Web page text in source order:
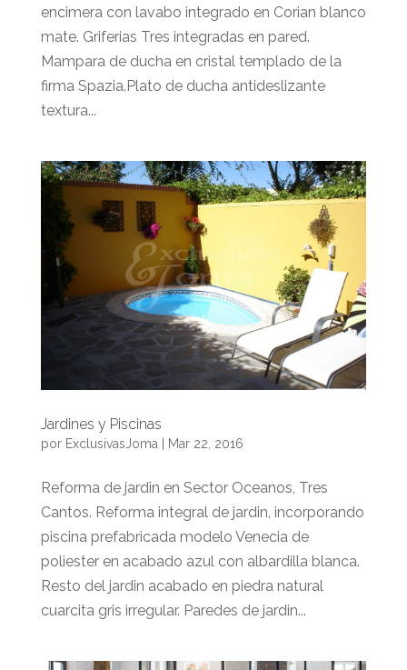
encimera con lavabo integrado en Corian blanco
mate. Griferias Tres integradas en pared.
Mampara de ducha en cristal templado de la
firma Spazia.Plato de ducha antideslizante
textura...
Jardines y Piscinas
por ExclusivasJoma Mar 22, 2016
Reforma de jardin en Sector Oceanos, Tres
Cantos. Reforma integral de jardin, incorporando
piscina prefabricada modelo Venecia de
poliester en acabado azul con albardilla blanca.
Resto del jardin acabado en piedra natural
cuarcita gris irregular. Paredes de jardin...